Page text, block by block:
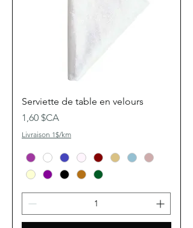
Serviette de table en velours
Prix
1,60 $CA
Livraison 1$/km